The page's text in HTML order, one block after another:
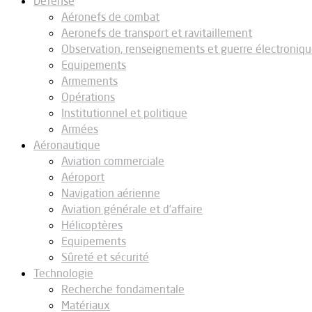
Aéronefs de combat
Aeronefs de transport et ravitaillement
Observation, renseignements et guerre
Equipements
Armements
Opérations
Institutionnel et politique
Armées
Aéronautique
Aviation commerciale
Aéroport
Navigation aérienne
Aviation générale et d’affaire
Hélicoptères
Equipements
Sûreté et sécurité
Technologie
Recherche fondamentale
Matériaux